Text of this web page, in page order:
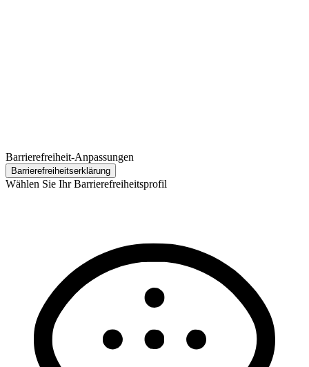
Barrierefreiheit-Anpassungen
Barrierefreiheits­erklärung
Wählen Sie Ihr Barrierefreiheitsprofil